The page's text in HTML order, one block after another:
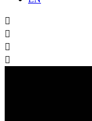



